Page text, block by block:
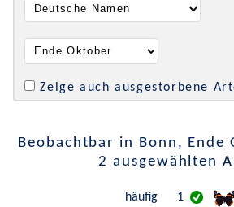
Zeige auch ausgestorbene
Beobachtbar in Bonn, Ende
2 ausgewählten
häufig 1